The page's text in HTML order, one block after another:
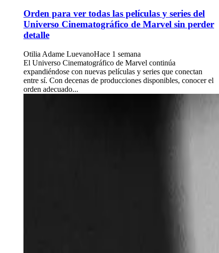
Orden para ver todas las películas y series del
Universo Cinematográfico de Marvel sin perder
detalle
Otilia Adame LuevanoHace 1 semana
El Universo Cinematográfico de Marvel continúa
expandiéndose con nuevas películas y series que conectan
entre sí. Con decenas de producciones disponibles, conocer el
orden adecuado...